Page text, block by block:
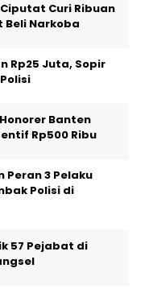
Curi Ribuan
Beli Narkoba
Rp25 Juta, Sopir
Banten
Rp500 Ribu
Peran 3 Pelaku
Polisi di
57 Pejabat di